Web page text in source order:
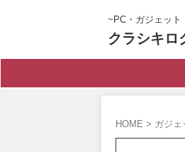
~PC・ガジェット
クラシキロ
HOME > ガジェ